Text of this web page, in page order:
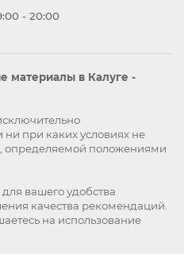
- 20:00
материалы в Калуге -
при каких условиях не
определяемой положениями
для вашего удобства
качества рекомендаций.
на использование